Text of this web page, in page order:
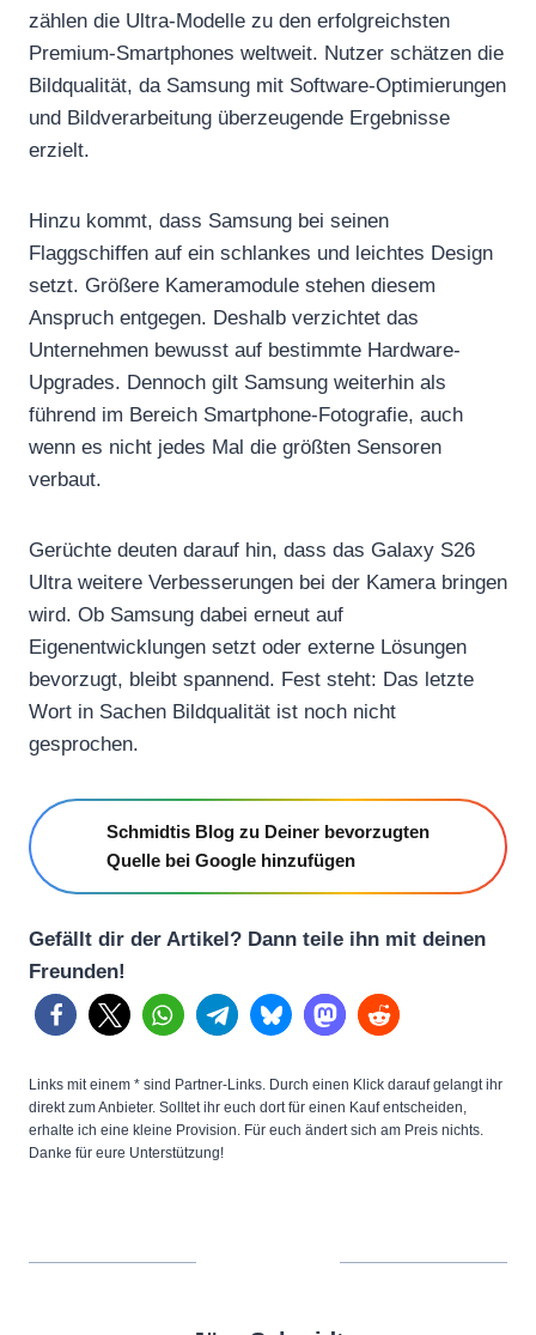
zählen die Ultra-Modelle zu den erfolgreichsten
Premium-Smartphones weltweit. Nutzer schätzen die
Bildqualität, da Samsung mit Software-Optimierungen
und Bildverarbeitung überzeugende Ergebnisse
erzielt.
Hinzu kommt, dass Samsung bei seinen
Flaggschiffen auf ein schlankes und leichtes Design
setzt. Größere Kameramodule stehen diesem
Anspruch entgegen. Deshalb verzichtet das
Unternehmen bewusst auf bestimmte Hardware-
Upgrades. Dennoch gilt Samsung weiterhin als
führend im Bereich Smartphone-Fotografie, auch
wenn es nicht jedes Mal die größten Sensoren
verbaut.
Gerüchte deuten darauf hin, dass das Galaxy S26
Ultra weitere Verbesserungen bei der Kamera bringen
wird. Ob Samsung dabei erneut auf
Eigenentwicklungen setzt oder externe Lösungen
bevorzugt, bleibt spannend. Fest steht: Das letzte
Wort in Sachen Bildqualität ist noch nicht
gesprochen.
Schmidtis Blog zu Deiner bevorzugten
Quelle bei Google hinzufügen
Gefällt dir der Artikel? Dann teile ihn mit deinen
Freunden!
Links mit einem * sind Partner-Links. Durch einen Klick darauf gelangt ihr
direkt zum Anbieter. Solltet ihr euch dort für einen Kauf entscheiden,
erhalte ich eine kleine Provision. Für euch ändert sich am Preis nichts.
Danke für eure Unterstützung!